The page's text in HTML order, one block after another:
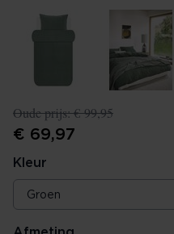
Oude prijs:€ 99,95
€ 69,97
Kleur